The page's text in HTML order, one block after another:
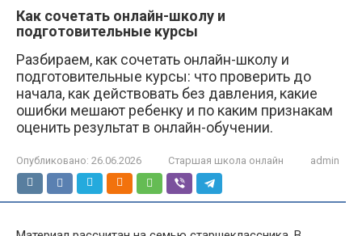
Как сочетать онлайн-школу и
подготовительные курсы
Разбираем, как сочетать онлайн-школу и
подготовительные курсы: что проверить до
начала, как действовать без давления, какие
ошибки мешают ребенку и по каким признакам
оценить результат в онлайн-обучении.
Опубликовано: 26.06.2026 Старшая школа онлайн admin